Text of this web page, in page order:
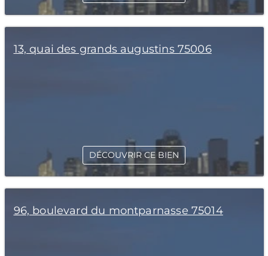
13, quai des grands augustins 75006
DÉCOUVRIR CE BIEN
96, boulevard du montparnasse 75014